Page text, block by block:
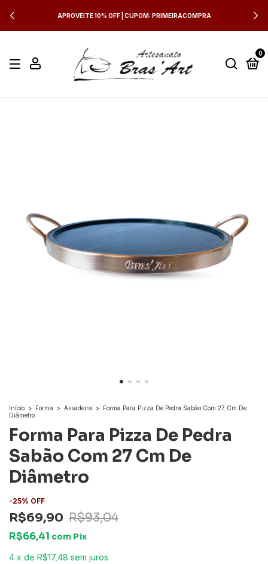
APROVEITE 10% OFF | CUPOM: PRIMEIRACOMPRA
0
Início > Forma > Assadeira > Forma Para Pizza De Pedra Sabão Com 27 Cm De
Diâmetro
Forma Para Pizza De Pedra
Sabão Com 27 Cm De
Diâmetro
-25% OFF
R$69,90 R$93,04
R$66,41 com Pix
4 x de R$17,48 sem juros